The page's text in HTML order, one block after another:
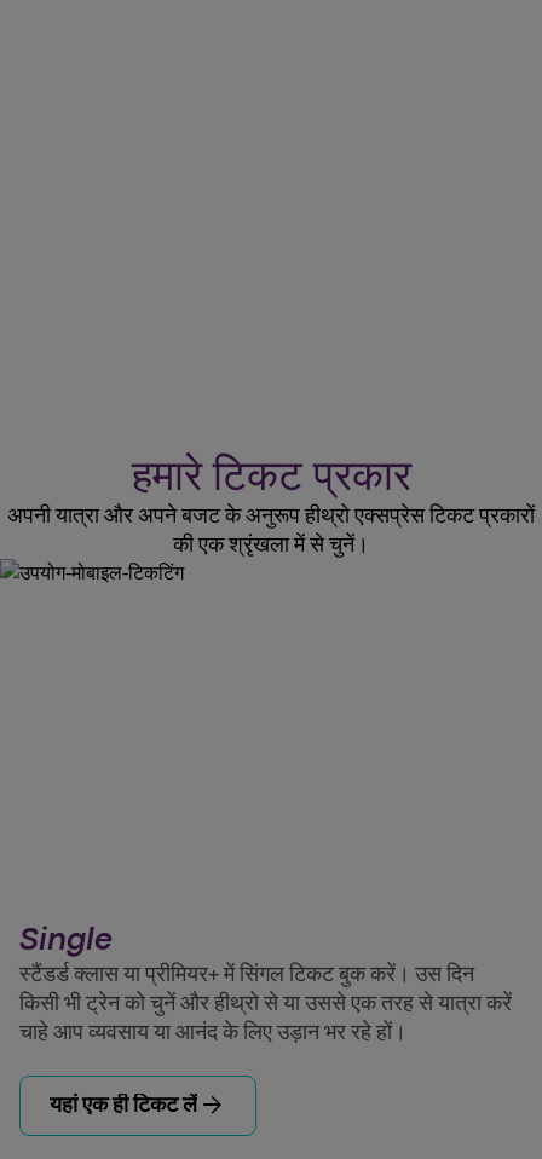
हमारे टिकट प्रकार
अपनी यात्रा और अपने बजट के अनुरूप हीथ्रो एक्सप्रेस टिकट प्रकारों
की एक श्रृंखला में से चुनें।
Single
स्टैंडर्ड क्लास या प्रीमियर+ में सिंगल टिकट बुक करें। उस दिन
किसी भी ट्रेन को चुनें और हीथ्रो से या उससे एक तरह से यात्रा करें
चाहे आप व्यवसाय या आनंद के लिए उड़ान भर रहे हों।
यहां एक ही टिकट लें arrow_forward